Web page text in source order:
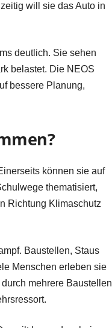
will sie das Auto in
deutlich. Sie sehen
belastet. Die NEOS
bessere Planung,
können sie auf
thematisiert,
Richtung Klimaschutz
Baustellen, Staus
Menschen erleben sie
mehrere Baustellen